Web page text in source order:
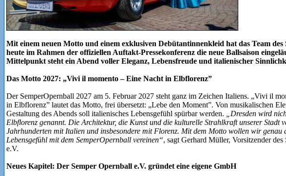
Mit einem neuen Motto und einem exklusiven Debütantinnenkleid hat das Team des
heute im Rahmen der offiziellen Auftakt-Pressekonferenz die neue Ballsaison
Mittelpunkt steht ein Abend voller Eleganz, Lebensfreude und italienischer
Das Motto 2027: „Vivi il momento – Eine Nacht in Elbflorenz”
Der SemperOpernball 2027 am 5. Februar 2027 steht ganz im Zeichen Italiens. „Vivi il
in Elbflorenz” lautet das Motto, frei übersetzt: „Lebe den Moment”. Von musikalischen
Gestaltung des Abends soll italienisches Lebensgefühl spürbar werden.
„Dresden wird
Elbflorenz genannt. Die Architektur, die Kunst und die kulturelle Strahlkraft unserer Stadt
Jahrhunderten mit Italien und insbesondere mit Florenz. Mit dem Motto wollen wir genau
Lebensgefühl mit dem SemperOpernball vereinen“, sagt Gerhard Müller, Vorsitzender des
e.V.
Neues Kapitel: Der Semper Opernball e.V. gründet eine eigene GmbH